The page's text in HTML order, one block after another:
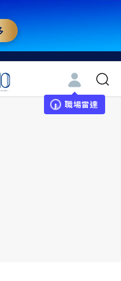
職場雷達